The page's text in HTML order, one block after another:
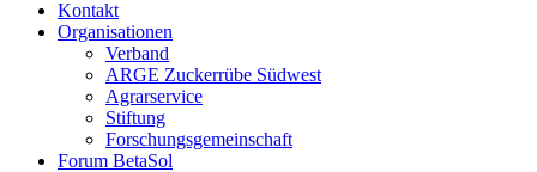
Kontakt
Organisationen
Verband
ARGE Zuckerrübe Südwest
Agrarservice
Stiftung
Forschungsgemeinschaft
Forum BetaSol